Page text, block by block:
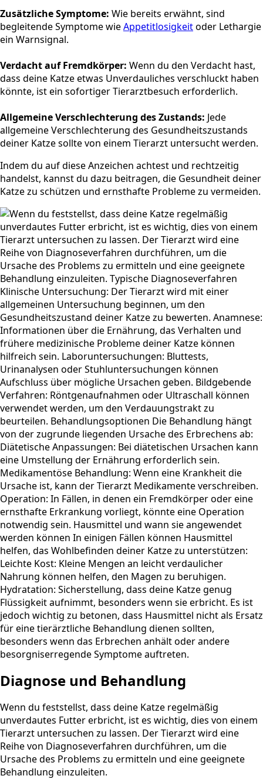
Zusätzliche Symptome: Wie bereits erwähnt, sind
begleitende Symptome wieAppetitlosigkeitoder Lethargie
ein Warnsignal.
Verdacht auf Fremdkörper: Wenn du den Verdacht hast,
dass deine Katze etwas Unverdauliches verschluckt haben
könnte, ist ein sofortiger Tierarztbesuch erforderlich.
Allgemeine Verschlechterung des Zustands: Jede
allgemeine Verschlechterung des Gesundheitszustands
deiner Katze sollte von einem Tierarzt untersucht werden.
Indem du auf diese Anzeichen achtest und rechtzeitig
handelst, kannst du dazu beitragen, die Gesundheit deiner
Katze zu schützen und ernsthafte Probleme zu vermeiden.
Diagnose und Behandlung
Wenn du feststellst, dass deine Katze regelmäßig
unverdautes Futter erbricht, ist es wichtig, dies von einem
Tierarzt untersuchen zu lassen. Der Tierarzt wird eine
Reihe von Diagnoseverfahren durchführen, um die
Ursache des Problems zu ermitteln und eine geeignete
Behandlung einzuleiten.